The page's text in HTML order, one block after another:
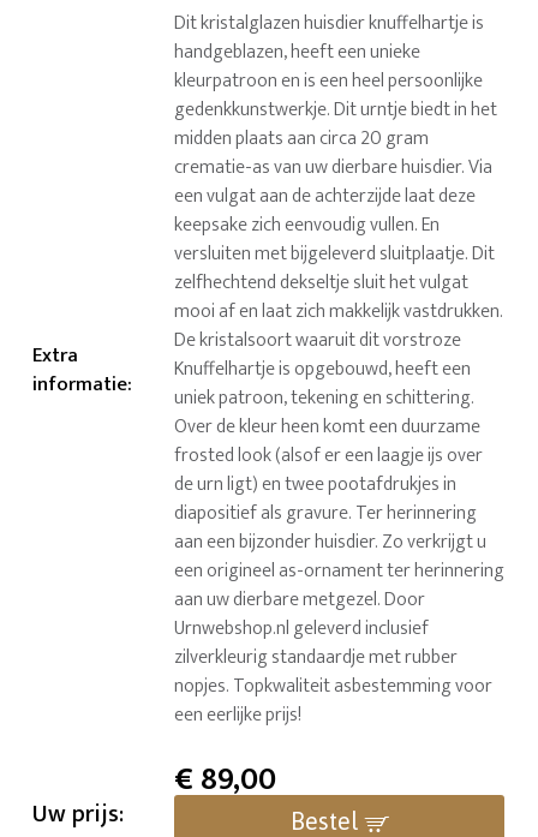
Extra
informatie:
Dit kristalglazen huisdier knuffelhartje is
handgeblazen, heeft een unieke
kleurpatroon en is een heel persoonlijke
gedenkkunstwerkje. Dit urntje biedt in het
midden plaats aan circa 20 gram
crematie-as van uw dierbare huisdier. Via
een vulgat aan de achterzijde laat deze
keepsake zich eenvoudig vullen. En
versluiten met bijgeleverd sluitplaatje. Dit
zelfhechtend dekseltje sluit het vulgat
mooi af en laat zich makkelijk vastdrukken.
De kristalsoort waaruit dit vorstroze
Knuffelhartje is opgebouwd, heeft een
uniek patroon, tekening en schittering.
Over de kleur heen komt een duurzame
frosted look (alsof er een laagje ijs over
de urn ligt) en twee pootafdrukjes in
diapositief als gravure. Ter herinnering
aan een bijzonder huisdier. Zo verkrijgt u
een origineel as-ornament ter herinnering
aan uw dierbare metgezel. Door
Urnwebshop.nl geleverd inclusief
zilverkleurig standaardje met rubber
nopjes. Topkwaliteit asbestemming voor
een eerlijke prijs!
Uw prijs:
€89,00
Bestel